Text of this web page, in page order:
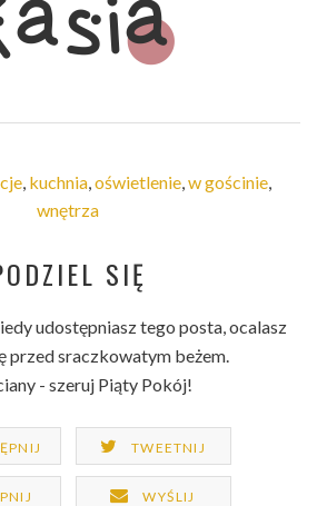
, kuchnia,oświetlenie,w gościnie,
wnętrza
SIĘ
udostępniasz tego posta, ocalasz
przed sraczkowatym beżem.
- szeruj Piąty Pokój!
TWEETNIJ
WYŚLIJ